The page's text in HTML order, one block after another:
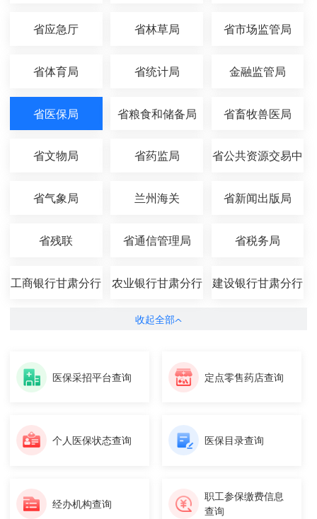
省应急厅 省林草局 省市场监管局
省体育局 省统计局 金融监管局
省医保局 省粮食和储备局 省畜牧兽医局
省文物局 省药监局 省公共资源交易中
省气象局 兰州海关 省新闻出版局
省残联 省通信管理局 省税务局
工商银行甘肃分行 农业银行甘肃分行 建设银行甘肃分行
收起全部
医保采招平台查询 定点零售药店查询
个人医保状态查询 医保目录查询
经办机构查询
职工参保缴费信息
查询